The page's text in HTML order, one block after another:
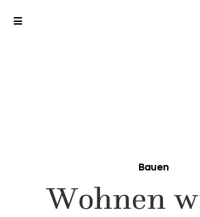
Bauen
Wohnen